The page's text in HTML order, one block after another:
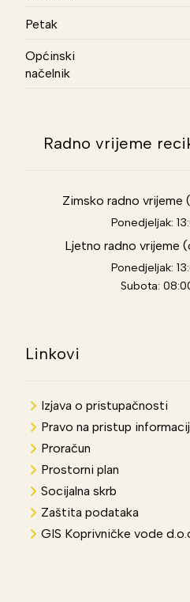
Petak
Općinski
načelnik
Radno vrijeme
Zimsko radno vrijeme
Ponedjeljak:
Ljetno radno vrijeme
Ponedjeljak:
Subota:
Linkovi
Izjava o pristupačnosti
Pravo na pristup
Proračun
Prostorni plan
Socijalna skrb
Zaštita podataka
GIS Koprivničke vode